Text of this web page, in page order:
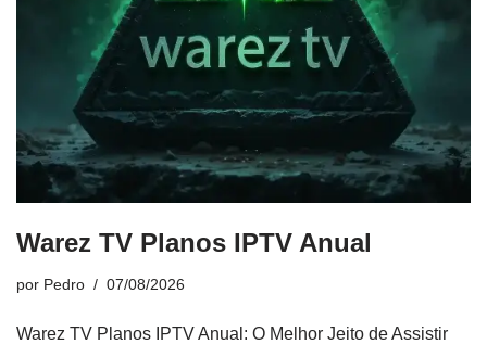
Warez TV Planos IPTV Anual
por Pedro 07/08/2026
Warez TV Planos IPTV Anual: O Melhor Jeito de Assistir